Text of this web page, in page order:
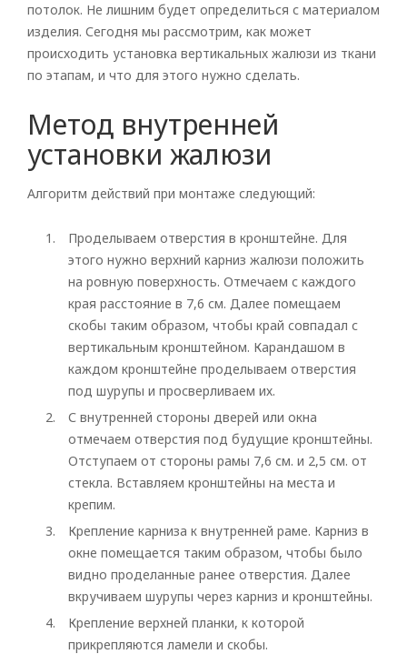
потолок. Не лишним будет определиться с материалом
изделия. Сегодня мы рассмотрим, как может
происходить установка вертикальных жалюзи из ткани
по этапам, и что для этого нужно сделать.
Метод внутренней
установки жалюзи
Алгоритм действий при монтаже следующий:
Проделываем отверстия в кронштейне. Для
этого нужно верхний карниз жалюзи положить
на ровную поверхность. Отмечаем с каждого
края расстояние в 7,6 см. Далее помещаем
скобы таким образом, чтобы край совпадал с
вертикальным кронштейном. Карандашом в
каждом кронштейне проделываем отверстия
под шурупы и просверливаем их.
С внутренней стороны дверей или окна
отмечаем отверстия под будущие кронштейны.
Отступаем от стороны рамы 7,6 см. и 2,5 см. от
стекла. Вставляем кронштейны на места и
крепим.
Крепление карниза к внутренней раме. Карниз в
окне помещается таким образом, чтобы было
видно проделанные ранее отверстия. Далее
вкручиваем шурупы через карниз и кронштейны.
Крепление верхней планки, к которой
прикрепляются ламели и скобы.